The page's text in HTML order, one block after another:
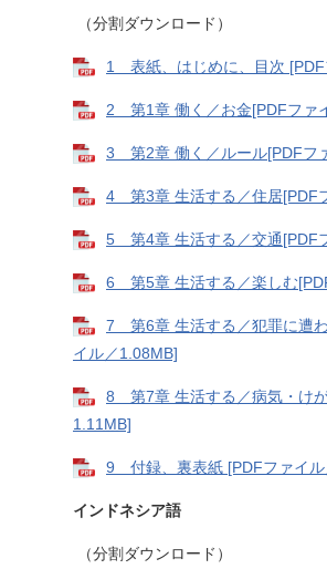
（分割ダウンロード）
1 表紙、はじめに、目次 [PDF
2 第1章 働く／お金[PDFファ
3 第2章 働く／ルール[PDFフ
4 第3章 生活する／住居[PDF
5 第4章 生活する／交通[PDF
6 第5章 生活する／楽しむ
7 第6章 生活する／犯罪に遭
イル／1.08MB]
8 第7章 生活する／病気・け
1.11MB]
9 付録、裏表紙 [PDFファイル
インドネシア語
（分割ダウンロード）